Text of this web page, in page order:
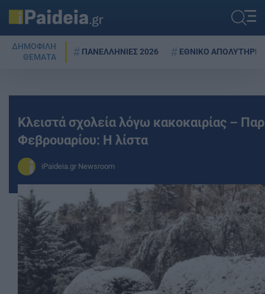
ΔΗΜΟΦΙΛΗ
ΘΕΜΑΤΑ
ΠΑΝΕΛΛΗΝΙΕΣ 2026 ΕΘΝΙΚΟ ΑΠΟΛΥΤΗΡΙΟ
Κλειστά σχολεία λόγω κακοκαιρίας –
Φεβρουαρίου: Η λίστα
iPaideia.gr Newsroom